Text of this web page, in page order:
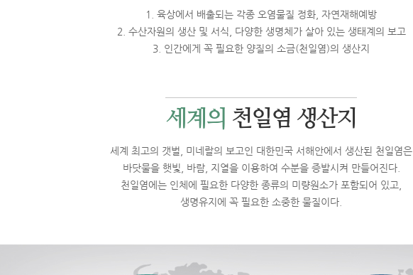
1. 육상에서 배출되는 각종 오염물질 정화, 자연재해예방
2. 수산자원의 생산 및 서식, 다양한 생명체가 살아 있는 생태계의 보고
3. 인간에게 꼭 필요한 양질의 소금(천일염)의 생산지
세계의 천일염 생산지
세계 최고의 갯벌, 미네랄의 보고인 대한민국 서해안에서 생산된 천일염은
바닷물을 햇빛, 바람, 지열을 이용하여 수분을 증발시켜 만들어진다.
천일염에는 인체에 필요한 다양한 종류의 미량원소가 포함되어 있고,
생명유지에 꼭 필요한 소중한 물질이다.